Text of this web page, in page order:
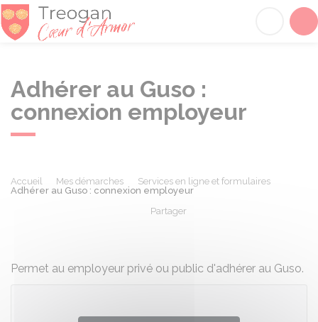
Adhérer au Guso :
connexion employeur
Accueil Mes démarches
Services en ligne et formulaires
Adhérer au Guso : connexion employeur
Partager
Permet au employeur privé ou public d'adhérer au Guso.